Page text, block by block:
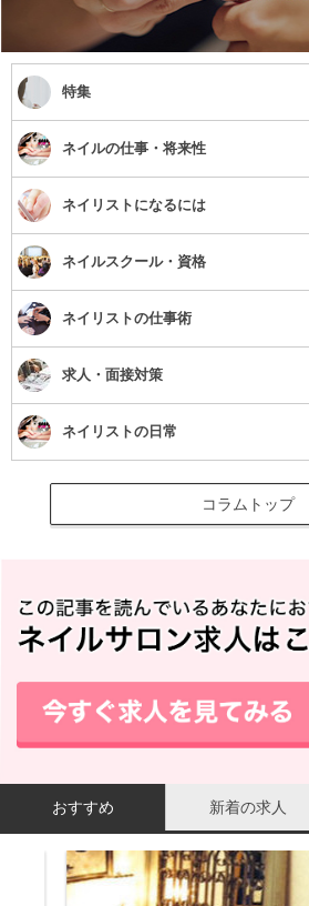
特集
ネイルの仕事・将来性
ネイリストになるには
ネイルスクール・資格
ネイリストの仕事術
求人・面接対策
ネイリストの日常
コラムトップ
おすすめ 新着の求人